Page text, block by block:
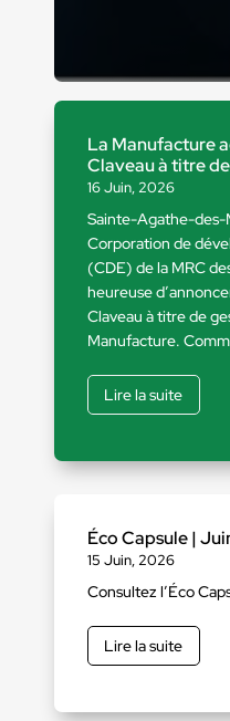
La Manufacture
Claveau à titre
16 Juin, 2026
Sainte-Agathe-des-
Corporation de
(CDE) de la MRC
heureuse
Claveau à titre de
Manufacture.
Lire la suite
Éco Capsule |
15 Juin, 2026
Consultez l’Éco
Lire la suite